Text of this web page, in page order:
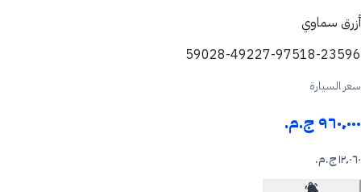
أزرق سماوي
59028-49227-97518-23596
سعر السيارة
٩٦٠٬٠٠٠ ج.م.‏
١٢٬٠٦٠ ج.م.‏